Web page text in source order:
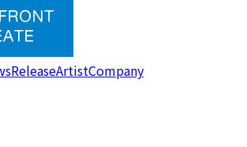
ReleaseArtistCompany